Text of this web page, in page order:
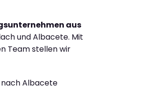
aus
und Albacete. Mit
Team stellen wir
Albacete